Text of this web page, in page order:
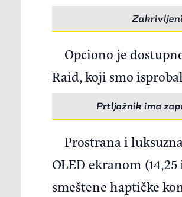
Opciono je
Raid, koji smo
Prtljažnik ima
Prostrana i
OLED ekranom
smeštene haptičke